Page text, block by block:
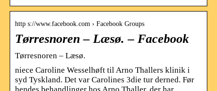
http s://www.facebook.com › Facebook Groups
Tørresnoren – Læsø. – Facebook
Tørresnoren – Læsø.
niece Caroline Wesselhøft til Arno Thallers klinik i
syd Tyskland. Det var Carolines 3die tur derned. Før